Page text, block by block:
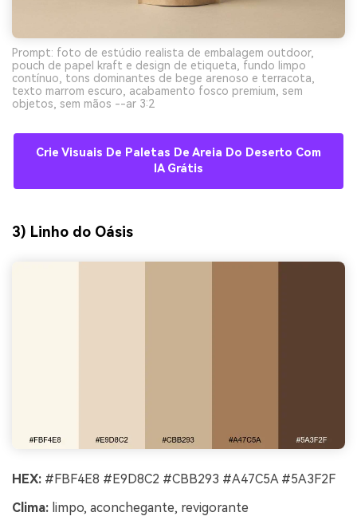
Prompt: foto de estúdio realista de embalagem outdoor,
pouch de papel kraft e design de etiqueta, fundo limpo
contínuo, tons dominantes de bege arenoso e terracota,
texto marrom escuro, acabamento fosco premium, sem
objetos, sem mãos --ar 3:2
Crie Visuais De Paletas De Areia Do Deserto Com
IA Grátis
3) Linho do Oásis
HEX: #FBF4E8 #E9D8C2 #CBB293 #A47C5A #5A3F2F
Clima: limpo, aconchegante, revigorante